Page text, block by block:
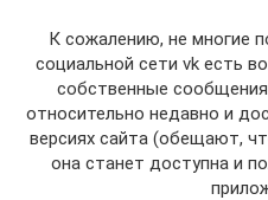
К сожалению, не многие
социальной сети vk есть
собственные
относительно недавно и
версиях сайта (обещают,
она станет доступна и